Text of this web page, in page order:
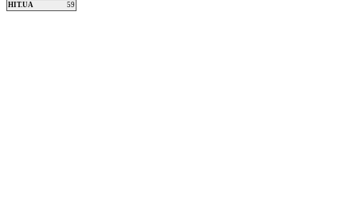
HIT.UA 59